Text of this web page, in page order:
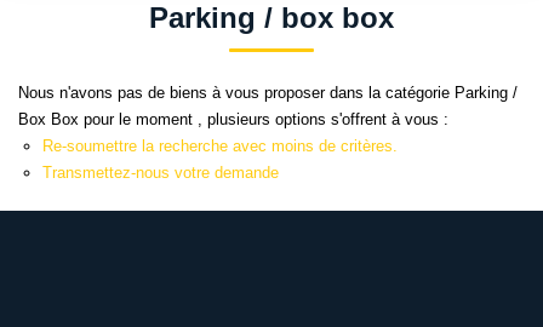
L'AGENCE
ACTUALITÉS
Budget max Plus de critères
Parking / box box
Nous n'avons pas de biens à vous proposer dans la catégorie Parking /
Box Box pour le moment , plusieurs options s'offrent à vous :
Re-soumettre la recherche avec moins de critères.
Transmettez-nous votre demande